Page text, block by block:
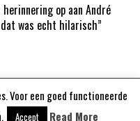
op aan André
dat was echt hilarisch”
Voor een goed functioneerde
Accept Read More